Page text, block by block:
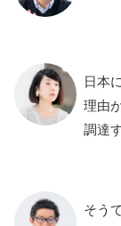
日本
理由
調達
そう